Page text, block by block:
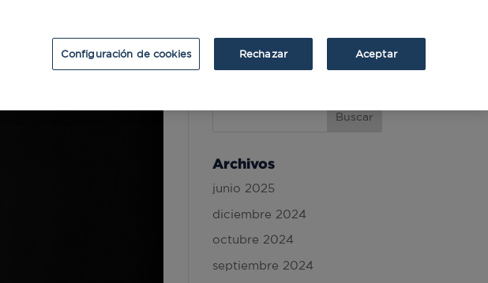
Archivos
junio 2025
diciembre 2024
octubre 2024
septiembre 2024
Configuración de cookies Rechazar Aceptar